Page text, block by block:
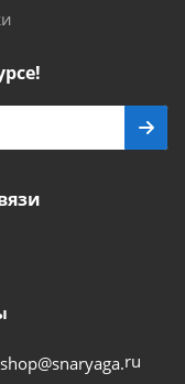
shop@snaryaga.ru